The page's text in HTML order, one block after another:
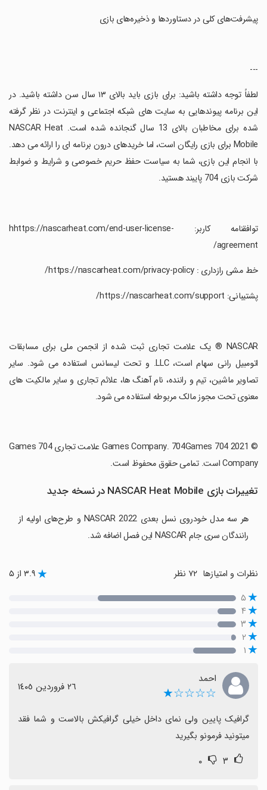
‏پیشرفت‌های کلی در دستاوردها و ذخیره‌های بازی
‏---
‏لطفاً توجه داشته باشید: برای بازی باید بالای ۱۳ سال سن داشته باشید. در
این برنامه پیوندهایی به سایت های شبکه اجتماعی و اینترنت در نظر گرفته
شده برای مخاطبان بالای 13 سال گنجانده شده است. NASCAR Heat
Mobile برای بازی رایگان است، اما خریدهای درون برنامه ای را ارائه می دهد.
با انجام این بازی، شما به سیاست حفظ حریم خصوصی و شرایط و ضوابط
شرکت بازی 704 پایبند هستید.
‏توافقنامه کاربر: hhttps://nascarheat.com/end-user-license-
agreement/
‏خط مشی رازداری : https://nascarheat.com/privacy-policy/
‏پشتیبانی: https://nascarheat.com/support/
‏NASCAR ® یک علامت تجاری ثبت شده از انجمن ملی برای مسابقات
اتومبیل رانی سهام است، LLC. و تحت لیسانس استفاده می شود. سایر
تصاویر ماشین، تیم و راننده، نام آهنگ ها، علائم تجاری و سایر مالکیت های
معنوی تحت مجوز مالک مربوطه استفاده می شود.
‏© 2021 704 Games Company. 704Games علامت تجاری 704 Games
Company است. تمامی حقوق محفوظ است.
تغییرات بازی NASCAR Heat Mobile در نسخه جدید
هر سه مدل خودروی نسل بعدی NASCAR 2022 و طرح‌های اولیه از
رانندگان سری جام NASCAR این فصل اضافه شد.
نظرات و امتیازها ۳.۹ از ۵
۵
۴
۳
۲
۱
احمد
☆☆☆☆★ ٢٦ فروردین ١٤٠٥
میتونید فرمونو بگیرید
۳ ۰